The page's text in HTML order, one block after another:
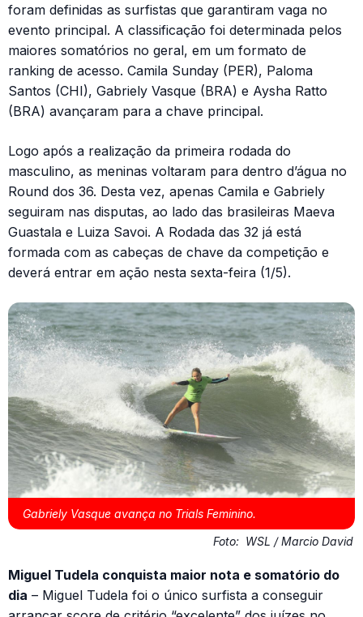
foram definidas as surfistas que garantiram vaga no
evento principal. A classificação foi determinada pelos
maiores somatórios no geral, em um formato de
ranking de acesso. Camila Sunday (PER), Paloma
Santos (CHI), Gabriely Vasque (BRA) e Aysha Ratto
(BRA) avançaram para a chave principal.
Logo após a realização da primeira rodada do
masculino, as meninas voltaram para dentro d’água no
Round dos 36. Desta vez, apenas Camila e Gabriely
seguiram nas disputas, ao lado das brasileiras Maeva
Guastala e Luiza Savoi. A Rodada das 32 já está
formada com as cabeças de chave da competição e
deverá entrar em ação nesta sexta-feira (1/5).
Gabriely Vasque avança no Trials Feminino.
Foto: WSL / Marcio David
Miguel Tudela conquista maior nota e somatório do
dia – Miguel Tudela foi o único surfista a conseguir